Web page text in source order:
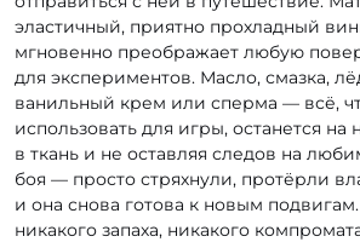
эластичный, приятно прохладный
мгновенно преображает любую
для экспериментов. Масло, смазка,
ванильный крем или сперма — всё,
использовать для игры, останется на
в ткань и не оставляя следов на
боя — просто стряхнули, протёрли
и она снова готова к новым
никакого запаха, никакого